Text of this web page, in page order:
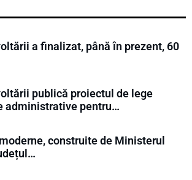
a finalizat, până în prezent, 60
publică proiectul de lege
administrative pentru…
construite de Ministerul